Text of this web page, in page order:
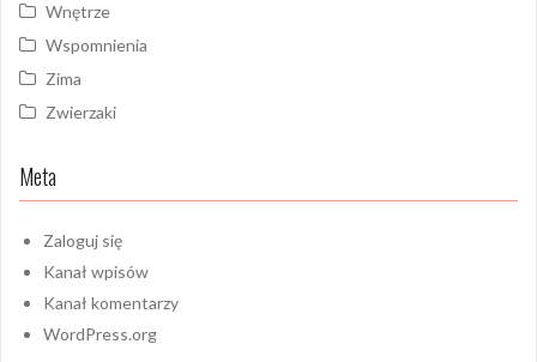
Wnętrze
Wspomnienia
Zima
Zwierzaki
Meta
Zaloguj się
Kanał wpisów
Kanał komentarzy
WordPress.org